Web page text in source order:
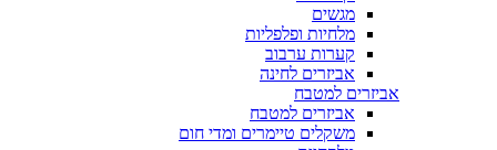
מגשים
מלחיות ופלפליות
קערות ערבוב
אביזרים לחינה
אביזרים למטבח
אביזרים למטבח
משקלים טיימרים ומדי חום